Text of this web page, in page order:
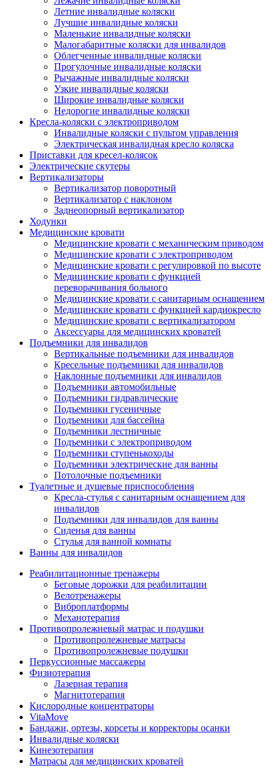
Летние инвалидные коляски
Лучшие инвалидные коляски
Маленькие инвалидные коляски
Малогабаритные коляски для инвалидов
Облегченные инвалидные коляски
Прогулочные инвалидные коляски
Рычажные инвалидные коляски
Узкие инвалидные коляски
Широкие инвалидные коляски
Недорогие инвалидные коляски
Кресла-коляски с электроприводом
Инвалидные коляски с пультом управления
Электрическая инвалидная кресло коляска
Приставки для кресел-колясок
Электрические скутеры
Вертикализаторы
Вертикализатор поворотный
Вертикализатор с наклоном
Заднеопорный вертикализатор
Ходунки
Медицинские кровати
Медицинские кровати с механическим приводом
Медицинские кровати с электроприводом
Медицинские кровати с регулировкой по высоте
Медицинские кровати с функцией
переворачивания больного
Медицинские кровати с санитарным оснащением
Медицинские кровати с функцией кардиокресло
Медицинские кровати с вертикализатором
Аксессуары для медицинских кроватей
Подъемники для инвалидов
Вертикальные подъемники для инвалидов
Кресельные подъемники для инвалидов
Наклонные подъемники для инвалидов
Подъемники автомобильные
Подъемники гидравлические
Подъемники гусеничные
Подъемники для бассейна
Подъемники лестничные
Подъемники с электроприводом
Подъемники ступенькоходы
Подъемники электрические для ванны
Потолочные подъемники
Туалетные и душевые приспособления
Кресла-стулья с санитарным оснащением для
инвалидов
Подъемники для инвалидов для ванны
Сиденья для ванны
Стулья для ванной комнаты
Ванны для инвалидов
Реабилитационные тренажеры
Беговые дорожки для реабилитации
Велотренажеры
Виброплатформы
Механотерапия
Противопролежневый матрас и подушки
Противопролежневые матрасы
Противопролежневые подушки
Перкуссионные массажеры
Физиотерапия
Лазерная терапия
Магнитотерапия
Кислородные концентраторы
VitaMove
Бандажи, ортезы, корсеты и корректоры осанки
Инвалидные коляски
Кинезотерапия
Матрасы для медицинских кроватей